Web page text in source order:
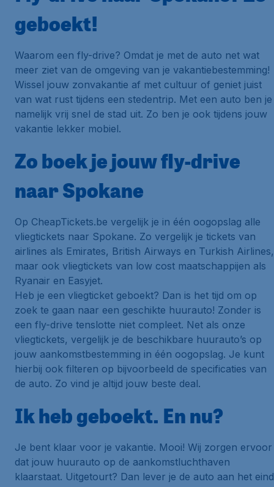
geboekt!
Waarom een fly-drive? Omdat je met de auto net wat
meer ziet van de omgeving van je vakantiebestemming!
Wissel jouw zonvakantie af met cultuur of geniet juist
van wat rust tijdens een stedentrip. Met een auto ben je
namelijk vrij snel de stad uit. Zo ben je ook tijdens jouw
vakantie lekker mobiel.
Zo boek je jouw fly-drive
naar Spokane
Op CheapTickets.be vergelijk je in één oogopslag alle
vliegtickets naar Spokane. Zo vergelijk je tickets van
airlines als Emirates, British Airways en Turkish Airlines,
maar ook vliegtickets van low cost maatschappijen als
Ryanair en Easyjet.
Heb je een vliegticket geboekt? Dan is het tijd om op
zoek te gaan naar een geschikte huurauto! Zonder is
een fly-drive tenslotte niet compleet. Net als onze
vliegtickets, vergelijk je de beschikbare huurauto’s op
jouw aankomstbestemming in één oogopslag. Je kunt
hierbij ook filteren op bijvoorbeeld de specificaties van
de auto. Zo vind je altijd jouw beste deal.
Ik heb geboekt. En nu?
Je bent klaar voor je vakantie. Mooi! Wij zorgen ervoor
dat jouw huurauto op de aankomstluchthaven
klaarstaat. Uitgetourt? Dan lever je de auto aan het eind